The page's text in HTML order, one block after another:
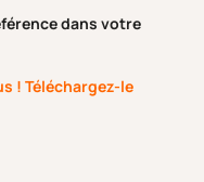
dans votre
! Téléchargez-le